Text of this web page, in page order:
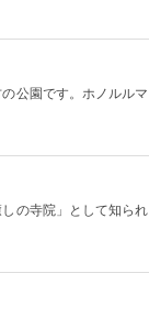
公園です。ホノルルマ
の寺院」として知られ